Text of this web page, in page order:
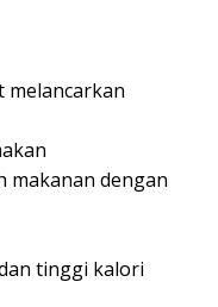
melancarkan
makanan dengan
tinggi kalori